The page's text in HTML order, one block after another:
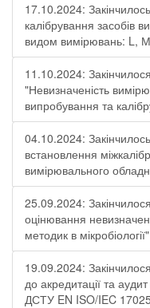
17.10.2024:
калібрування засобів
видом вимірювань: L,
11.10.2024:
"Невизначеність
випробування та
04.10.2024:
встановлення
вимірювального
25.09.2024:
оцінювання
методик в мікробіології"
19.09.2024:
до акредитації та
ДСТУ EN ISO/IEC